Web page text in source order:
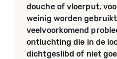
douche of vloerput,
weinig worden
veelvoorkomend
ontluchting die in de
dichtgeslibd of niet